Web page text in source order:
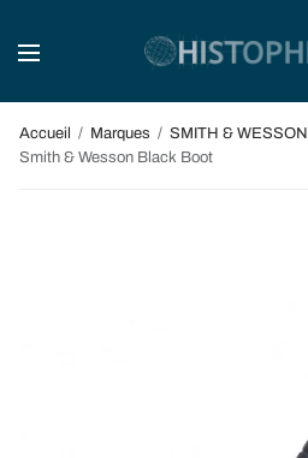
Accueil / Marques / SMITH & WESSON
Smith & Wesson Black Boot